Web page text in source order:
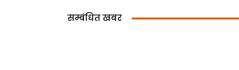
सम्बंधित खबर